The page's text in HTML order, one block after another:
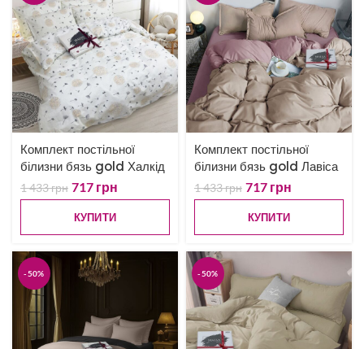
Комплект постільної
білизни бязь gold Халкід
1 433грн 717 грн
КУПИТИ
Комплект постільної
білизни бязь gold Лавіса
1 433грн 717 грн
КУПИТИ
-50% -50%